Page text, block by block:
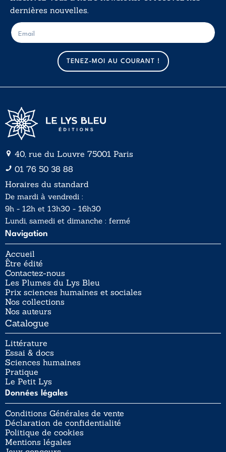
dernières nouvelles.
m
a
i
l
E
-
m
TENEZ-MOI AU COURANT !
40, rue du Louvre 75001 Paris
01 76 50 38 88
Horaires du standard
De mardi à vendredi :
9h - 12h et 13h30 - 16h30
Lundi, samedi et dimanche : fermé
Navigation
Accueil
Être édité
Contactez-nous
Les Plumes du Lys Bleu
Prix sciences humaines et sociales
Nos collections
Nos auteurs
Catalogue
Littérature
Essai & docs
Sciences humaines
Pratique
Le Petit Lys
Données légales
Conditions Générales de vente
Déclaration de confidentialité
Politique de cookies
Mentions légales